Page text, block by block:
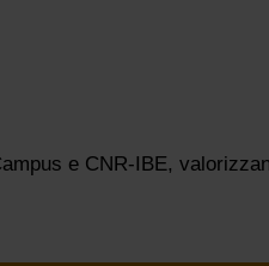
e CNR-IBE,